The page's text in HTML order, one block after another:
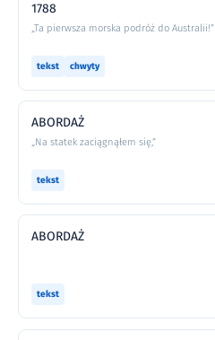
1788
„Ta pierwsza morska podróż do Australii!”
tekst chwyty
ABORDAŻ
„Na statek zaciągnąłem się,”
tekst
ABORDAŻ
tekst